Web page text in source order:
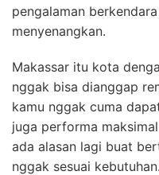
pengalaman
menyenangkan.
Makassar itu kota
nggak bisa dianggap
kamu nggak cuma
juga performa
ada alasan lagi buat
nggak sesuai kebutuhan.